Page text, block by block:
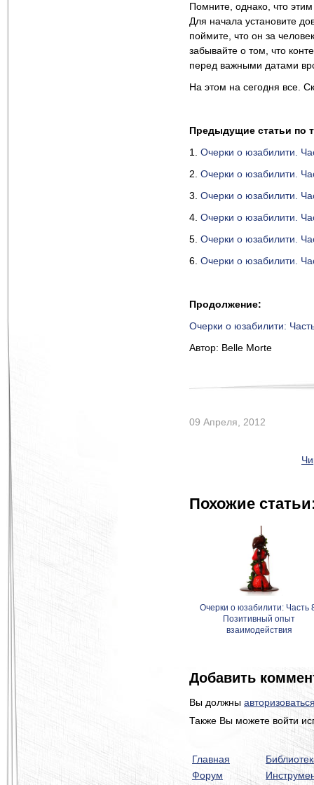
Помните, однако, что
Для начала установите
поймите, что он за
забывайте о том, что
перед важными датами
На этом на сегодня все.
Предыдущие статьи по
1. Очерки о юзабилити.
2. Очерки о юзабилити.
3. Очерки о юзабилити.
4. Очерки о юзабилити.
5. Очерки о юзабилити.
6. Очерки о юзабилити.
Продолжение:
Очерки о юзабилити:
Автор: Belle Morte
09 Апреля, 2012
Похожие
Очерки о юзабилити: Часть
Позитивный опыт
взаимодействия
Добавить
Вы должны
Также Вы можете войти
Главная
Форум